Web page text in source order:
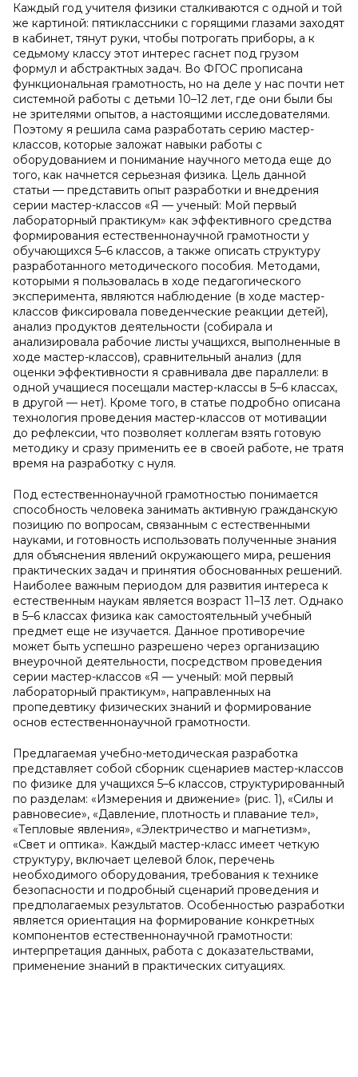
Каждый год учителя физики сталкиваются с одной и той
же картиной: пятиклассники с горящими глазами заходят
в кабинет, тянут руки, чтобы потрогать приборы, а к
седьмому классу этот интерес гаснет под грузом
формул и абстрактных задач. Во ФГОС прописана
функциональная грамотность, но на деле у нас почти нет
системной работы с детьми 10–12 лет, где они были бы
не зрителями опытов, а настоящими исследователями.
Поэтому я решила сама разработать серию мастер-
классов, которые заложат навыки работы с
оборудованием и понимание научного метода еще до
того, как начнется серьезная физика. Цель данной
статьи — представить опыт разработки и внедрения
серии мастер-классов «Я — ученый: Мой первый
лабораторный практикум» как эффективного средства
формирования естественнонаучной грамотности у
обучающихся 5–6 классов, а также описать структуру
разработанного методического пособия. Методами,
которыми я пользовалась в ходе педагогического
эксперимента, являются наблюдение (в ходе мастер-
классов фиксировала поведенческие реакции детей),
анализ продуктов деятельности (собирала и
анализировала рабочие листы учащихся, выполненные в
ходе мастер-классов), сравнительный анализ (для
оценки эффективности я сравнивала две параллели: в
одной учащиеся посещали мастер-классы в 5–6 классах,
в другой — нет). Кроме того, в статье подробно описана
технология проведения мастер-классов от мотивации
до рефлексии, что позволяет коллегам взять готовую
методику и сразу применить ее в своей работе, не тратя
время на разработку с нуля.
Под естественнонаучной грамотностью понимается
способность человека занимать активную гражданскую
позицию по вопросам, связанным с естественными
науками, и готовность использовать полученные знания
для объяснения явлений окружающего мира, решения
практических задач и принятия обоснованных решений.
Наиболее важным периодом для развития интереса к
естественным наукам является возраст 11–13 лет. Однако
в 5–6 классах физика как самостоятельный учебный
предмет еще не изучается. Данное противоречие
может быть успешно разрешено через организацию
внеурочной деятельности, посредством проведения
серии мастер-классов «Я — ученый: мой первый
лабораторный практикум», направленных на
пропедевтику физических знаний и формирование
основ естественнонаучной грамотности.
Предлагаемая учебно-методическая разработка
представляет собой сборник сценариев мастер-классов
по физике для учащихся 5–6 классов, структурированный
по разделам: «Измерения и движение» (рис. 1), «Силы и
равновесие», «Давление, плотность и плавание тел»,
«Тепловые явления», «Электричество и магнетизм»,
«Свет и оптика». Каждый мастер-класс имеет четкую
структуру, включает целевой блок, перечень
необходимого оборудования, требования к технике
безопасности и подробный сценарий проведения и
предполагаемых результатов. Особенностью разработки
является ориентация на формирование конкретных
компонентов естественнонаучной грамотности:
интерпретация данных, работа с доказательствами,
применение знаний в практических ситуациях.